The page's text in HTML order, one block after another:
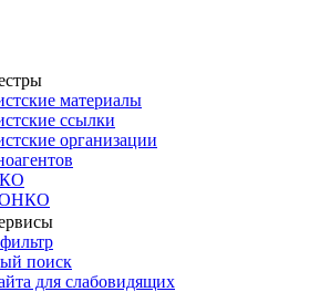
материалы
ссылки
организации
поиск
для слабовидящих